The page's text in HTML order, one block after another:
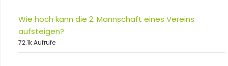
Wie hoch kann die 2. Mannschaft eines Vereins
aufsteigen?
72.1k Aufrufe